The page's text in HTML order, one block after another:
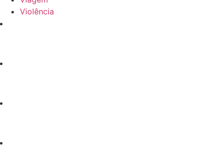
Violência